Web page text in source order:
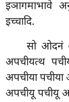
इञागमाभावे
इच्चादि.
सो ओदनं
अपचीयत्थ
अपचीया
अपचीयू पचीयू